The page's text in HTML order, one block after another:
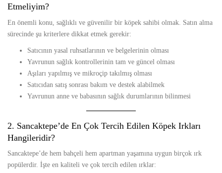
Etmeliyim?
En önemli konu, sağlıklı ve güvenilir bir köpek sahibi olmak. Satın alma
sürecinde şu kriterlere dikkat etmek gerekir:
Satıcının yasal ruhsatlarının ve belgelerinin olması
Yavrunun sağlık kontrollerinin tam ve güncel olması
Aşıları yapılmış ve mikroçip takılmış olması
Satıcıdan satış sonrası bakım ve destek alabilmek
Yavrunun anne ve babasının sağlık durumlarının bilinmesi
2. Sancaktepe’de En Çok Tercih Edilen Köpek Irkları
Hangileridir?
Sancaktepe’de hem bahçeli hem apartman yaşamına uygun birçok ırk
popülerdir. İşte en kaliteli ve çok tercih edilen ırklar: